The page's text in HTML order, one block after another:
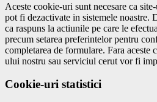
Aceste cookie-uri sunt necesare ca
pot fi dezactivate in sistemele noastre.
ca raspuns la actiunile pe care le
precum setarea preferintelor pentru
completarea de formulare. Fara aceste
ului nostru sau serviciul cerut vor fi
Cookie-uri statistici